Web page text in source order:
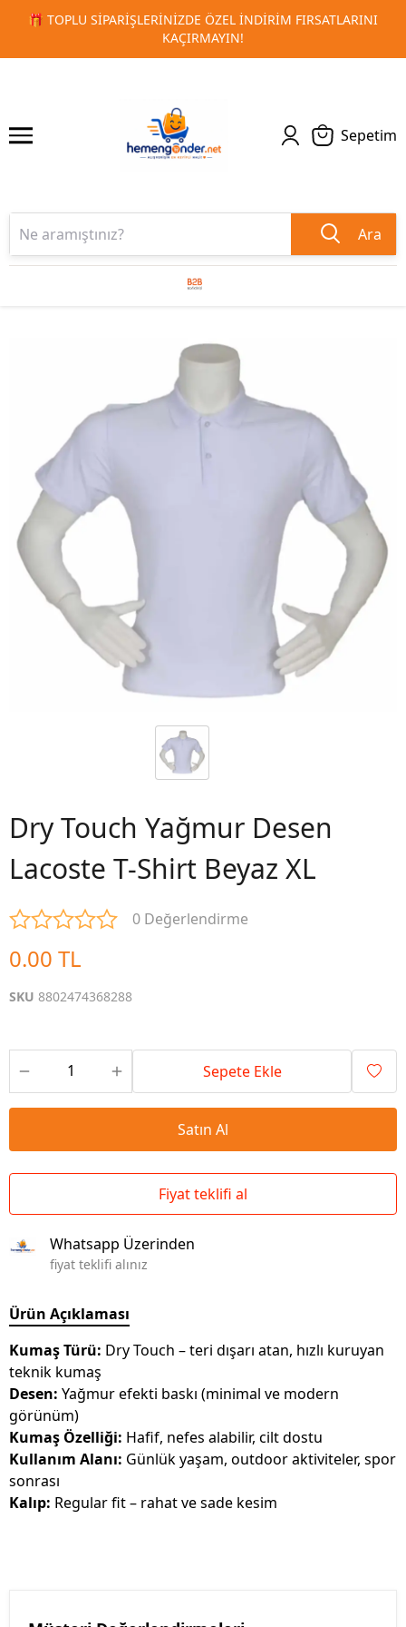
🚀 KURUMSAL PROMOSYON VE MATBAA
1 2
Sepetim
Ara
Dry Touch Yağmur Desen
Lacoste T-Shirt Beyaz XL
0 Değerlendirme
0.00 TL
SKU 8802474368288
Sepete Ekle
Satın Al
Fiyat teklifi al
Whatsapp Üzerinden
fiyat teklifi alınız
Ürün Açıklaması
Kumaş Türü: Dry Touch – teri dışarı atan, hızlı kuruyan
teknik kumaş
Desen: Yağmur efekti baskı (minimal ve modern
görünüm)
Kumaş Özelliği: Hafif, nefes alabilir, cilt dostu
Kullanım Alanı: Günlük yaşam, outdoor aktiviteler, spor
sonrası
Kalıp: Regular fit – rahat ve sade kesim